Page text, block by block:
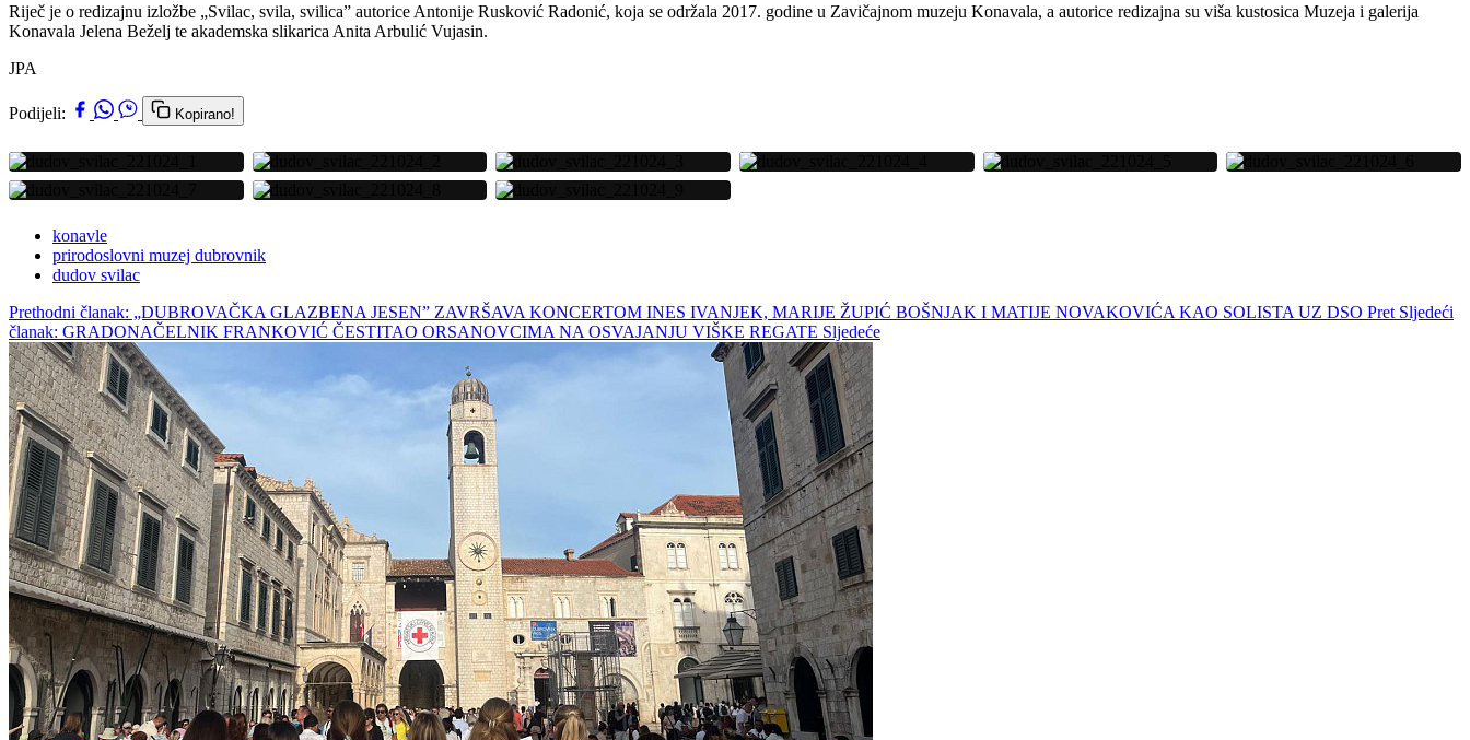
Riječ je o redizajnu izložbe „Svilac, svila, svilica” autorice Antonije Rusković Radonić, koja se održala 2017. godine u Zavičajnom muzeju Konavala, a autorice redizajna su viša kustosica Muzeja i galerija
Konavala Jelena Beželj te akademska slikarica Anita Arbulić Vujasin.
JPA
Podijeli: Kopirano!
konavle
prirodoslovni muzej dubrovnik
dudov svilac
Prethodni članak: „DUBROVAČKA GLAZBENA JESEN” ZAVRŠAVA KONCERTOM INES IVANJEK, MARIJE ŽUPIĆ BOŠNJAK I MATIJE NOVAKOVIĆA KAO SOLISTA UZ DSO Pret Sljedeći
članak: GRADONAČELNIK FRANKOVIĆ ČESTITAO ORSANOVCIMA NA OSVAJANJU VIŠKE REGATE Sljedeće